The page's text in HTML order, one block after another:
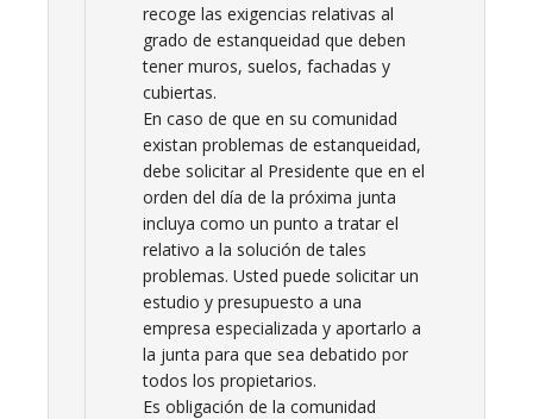
recoge las exigencias relativas al
grado de estanqueidad que deben
tener muros, suelos, fachadas y
cubiertas.
En caso de que en su comunidad
existan problemas de estanqueidad,
debe solicitar al Presidente que en el
orden del día de la próxima junta
incluya como un punto a tratar el
relativo a la solución de tales
problemas. Usted puede solicitar un
estudio y presupuesto a una
empresa especializada y aportarlo a
la junta para que sea debatido por
todos los propietarios.
Es obligación de la comunidad